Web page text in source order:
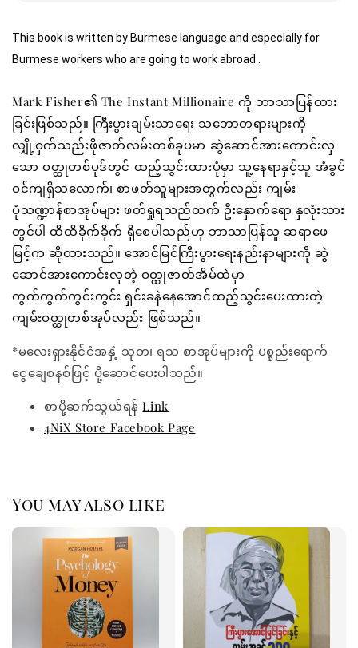
This book is written by Burmese language and especially for
Burmese workers who are going to work abroad .
Mark Fisher၏ The Instant Millionaire ကို ဘာသာပြန်ထား
ခြင်းဖြစ်သည်။ ကြီးပွားချမ်းသာရေး သဘောတရားများကို
လျှို့ဝှက်သည်းဖိုဇာတ်လမ်းတစ်ခုပမာ ဆွဲဆောင်အားကောင်းလှ
သော ဝတ္ထုတစ်ပုဒ်တွင် ထည့်သွင်းထားပုံမှာ သူ့နေရာနှင့်သူ အံခွင်
ဝင်ကျရှိသလောက်၊ စာဖတ်သူများအတွက်လည်း ကျမ်း
ပုံသဏ္ဍာန်စာအုပ်များ ဖတ်ရှုရသည်ထက် ဦးနှောက်ရော နှလုံးသား
တွင်ပါ ထိထိခိုက်ခိုက် ရှိစေပါသည်ဟု ဘာသာပြန်သူ ဆရာဖေ
မြင့်က ဆိုထားသည်။ အောင်မြင်ကြီးပွားရေးနည်းနာများကို ဆွဲ
ဆောင်အားကောင်းလှတဲ့ ဝတ္ထုဇာတ်အိမ်ထဲမှာ
ကွက်ကွက်ကွင်းကွင်း ရှင်းခနဲနေအောင်ထည့်သွင်းပေးထားတဲ့
ကျမ်းဝတ္ထုတစ်အုပ်လည်း ဖြစ်သည်။
*မလေးရှားနိုင်ငံအနှံ့ သုတ၊ ရသ စာအုပ်များကို ပစ္စည်းရောက်
ငွေချေစနစ်ဖြင့် ပို့ဆောင်ပေးပါသည်။
စာပို့ဆက်သွယ်ရန်Link
4NiX Store Facebook Page
You may also like